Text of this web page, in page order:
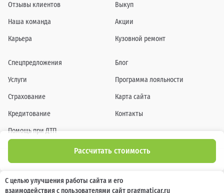
Рассчитать стоимость
Отзывы клиентов
Наша команда
Карьера
Выкуп
Акции
Кузовной ремонт
Спецпредложения
Услуги
Страхование
Кредитование
Помощь при ДТП
Блог
Программа лояльности
Карта сайта
Контакты
Информация о технических характеристиках, составе комплектаций, цветовой
гамме и стоимости автомобилей, а также действующих акциях, сроках и условиях
С целью улучшения работы сайта и его
взаимодействия с пользователями сайт pragmaticar.ru